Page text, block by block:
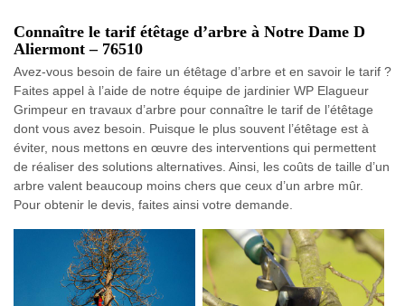
Connaître le tarif étêtage d’arbre à Notre Dame D
Aliermont – 76510
Avez-vous besoin de faire un étêtage d’arbre et en savoir le tarif ?
Faites appel à l’aide de notre équipe de jardinier WP Elagueur
Grimpeur en travaux d’arbre pour connaître le tarif de l’étêtage
dont vous avez besoin. Puisque le plus souvent l’étêtage est à
éviter, nous mettons en œuvre des interventions qui permettent
de réaliser des solutions alternatives. Ainsi, les coûts de taille d’un
arbre valent beaucoup moins chers que ceux d’un arbre mûr.
Pour obtenir le devis, faites ainsi votre demande.